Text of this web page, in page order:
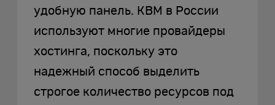
удобную панель. КВМ в России
используют многие провайдеры
хостинга, поскольку это
надежный способ выделить
строгое количество ресурсов под